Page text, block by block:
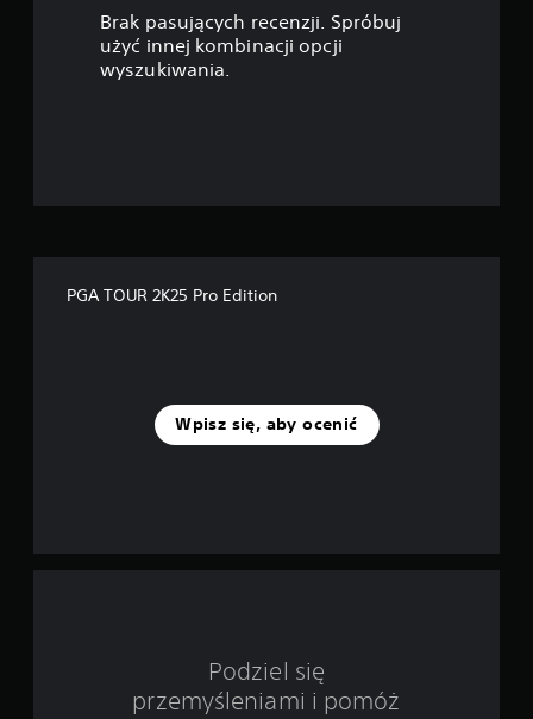
—
t
Brak pasujących recenzji. Spróbuj
użyć innej kombinacji opcji
wyszukiwania.
PGA TOUR 2K25 Pro Edition
Wpisz się, aby ocenić
Podziel się
przemyśleniami i pomóż